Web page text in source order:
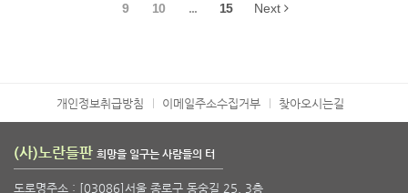
9 10 ... 15 Next
개인정보취급방침 이메일주소수집거부 찾아오시는길
(사)노란들판 희망을 일구는 사람들의 터
도로명주소 : [03086]서울 종로구 동숭길 25, 3층